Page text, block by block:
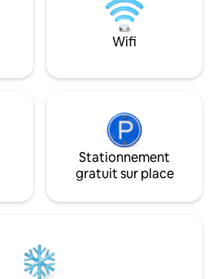
de différentes
culturel
pour les
nettoyage. Salle
demande
Wifi
Stationnement
gratuit sur place